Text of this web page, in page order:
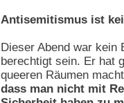
Antisemitismus ist
Dieser Abend war kein
berechtigt sein. Er hat
queeren Räumen
dass man nicht mit